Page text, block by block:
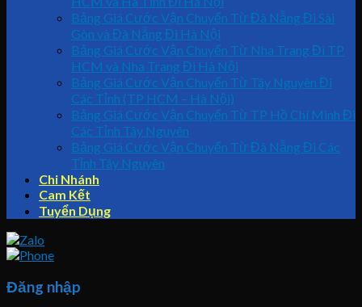
Bảng Giá Cước Vận Chuyển Từ Đà Nẵng Đi Sài
Gòn và Đà Nẵng Đi Hà Nội
Bảng Giá Cước Vận Chuyển Từ Nha Trang Đi TP
HCM và Nha Trang Đi Hà Nội
Bảng Giá Cước Vận Chuyển Từ Tây Nguyên Đi
Các Tỉnh (TP HCM – Hà Nội)
Bảng Giá Cước Vận Chuyển Từ TP Hồ Chí Minh Đi
Các Tỉnh Tây Nguyên
Bảng Giá Cước Vận Chuyển Từ Đà Nẵng Đi Các
Tỉnh Tây Nguyên
Chi Nhánh
Cam Kết
Tuyển Dụng
Đăng nhập